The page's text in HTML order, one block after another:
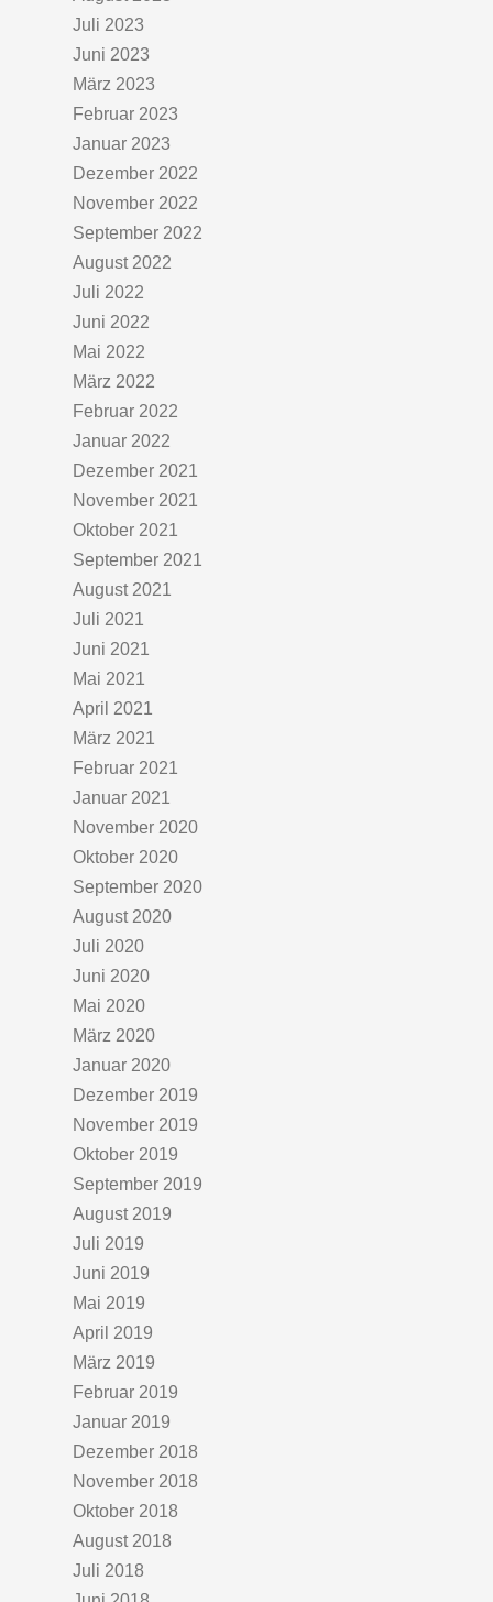
Juli 2023
Juni 2023
März 2023
Februar 2023
Januar 2023
Dezember 2022
November 2022
September 2022
August 2022
Juli 2022
Juni 2022
Mai 2022
März 2022
Februar 2022
Januar 2022
Dezember 2021
November 2021
Oktober 2021
September 2021
August 2021
Juli 2021
Juni 2021
Mai 2021
April 2021
März 2021
Februar 2021
Januar 2021
November 2020
Oktober 2020
September 2020
August 2020
Juli 2020
Juni 2020
Mai 2020
März 2020
Januar 2020
Dezember 2019
November 2019
Oktober 2019
September 2019
August 2019
Juli 2019
Juni 2019
Mai 2019
April 2019
März 2019
Februar 2019
Januar 2019
Dezember 2018
November 2018
Oktober 2018
August 2018
Juli 2018